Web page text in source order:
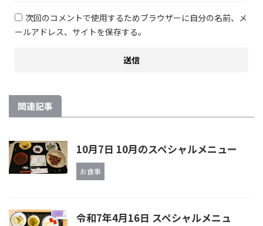
次回のコメントで使用するためブラウザーに自分の名前、メ
ールアドレス、サイトを保存する。
関連記事
10月7日 10月のスペシャルメニュー
お食事
令和7年4月16日 スペシャルメニュ